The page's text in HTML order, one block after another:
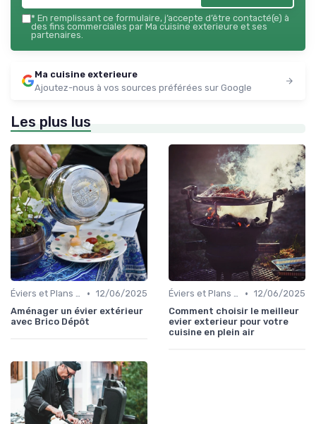
* En remplissant ce formulaire, j’accepte d’être contacté(e) à
des fins commerciales par Ma cuisine exterieure et ses
partenaires.
Ma cuisine exterieure
Ajoutez-nous à vos sources préférées sur Google
Les plus lus
Éviers et Plans de Travail • 12/06/2025
Aménager un évier extérieur
avec Brico Dépôt
Éviers et Plans de Travail • 12/06/2025
Comment choisir le meilleur
evier exterieur pour votre
cuisine en plein air